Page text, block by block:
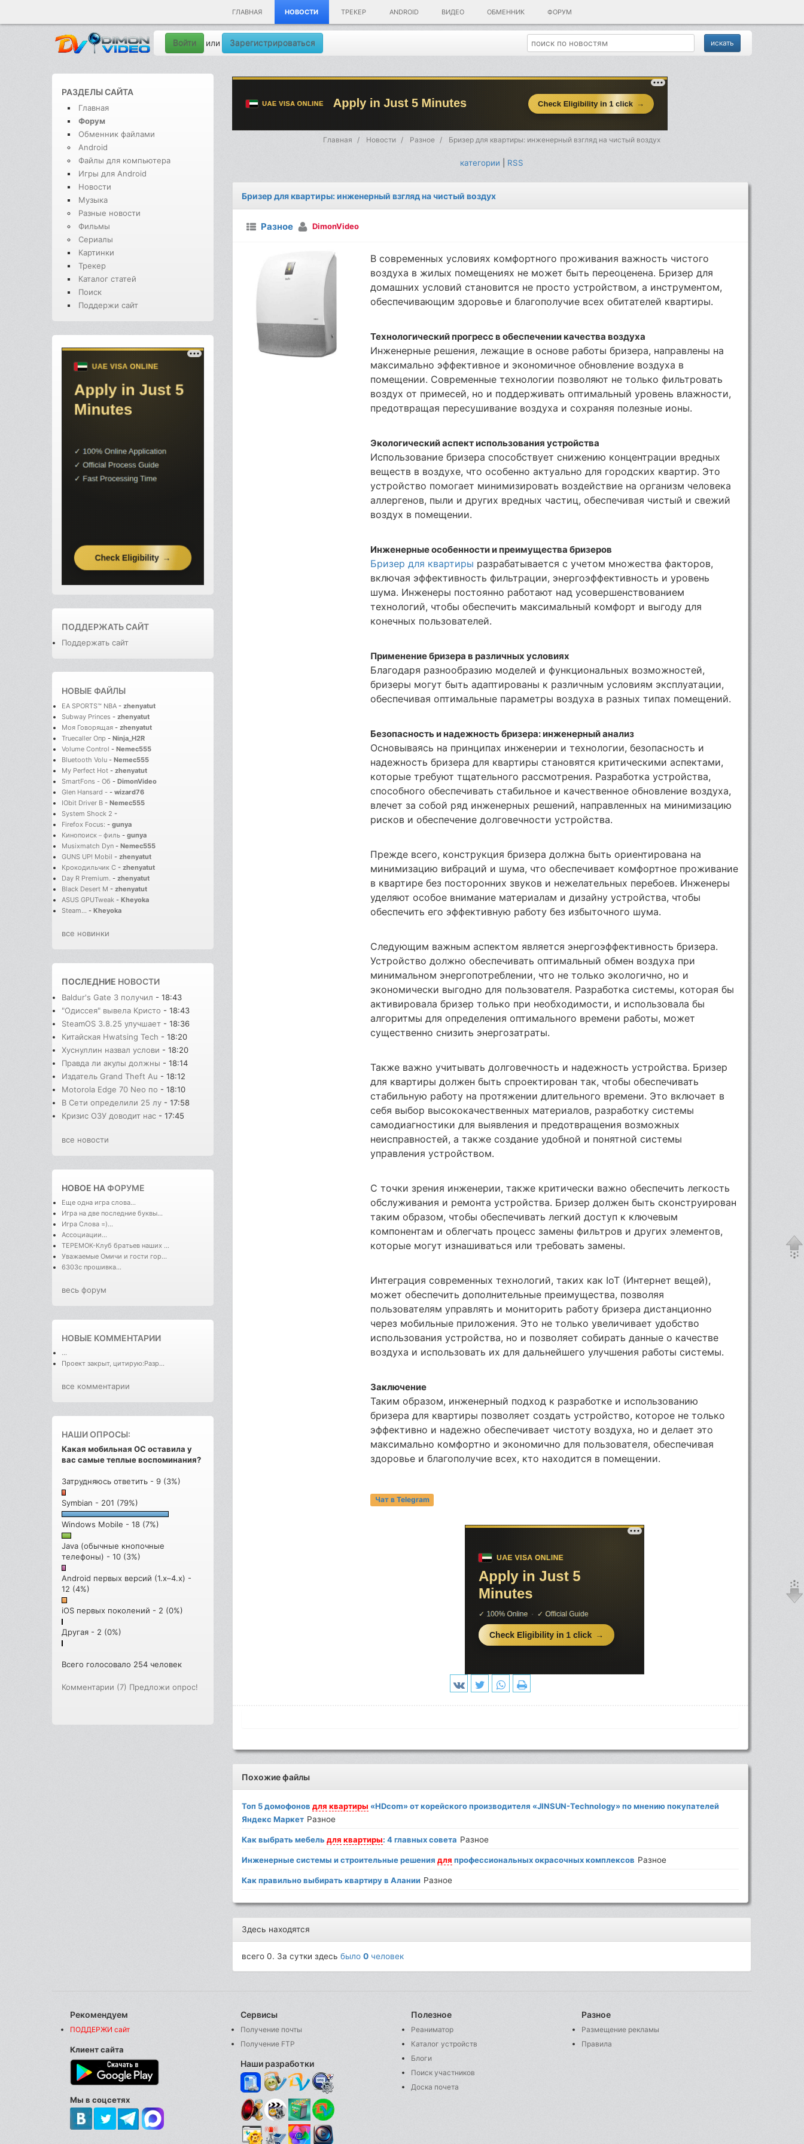
ГЛАВНАЯ НОВОСТИ ТРЕКЕР ANDROID ВИДЕО ОБМЕННИК ФОРУМ
Войти или Зарегистрироваться
РАЗДЕЛЫ САЙТА
Главная
Форум
Обменник файлами
Android
Файлы для компьютера
Игры для Android
Новости
Музыка
Разные новости
Фильмы
Сериалы
Картинки
Трекер
Каталог статей
Поиск
Поддержи сайт
ПОДДЕРЖАТЬ САЙТ
Поддержать сайт
НОВЫЕ ФАЙЛЫ
EA SPORTS™ NBA - zhenyatut
Subway Princes - zhenyatut
Моя Говорящая - zhenyatut
Truecaller Опр - Ninja_H2R
Volume Control - Nemec555
Bluetooth Volu - Nemec555
My Perfect Hot - zhenyatut
SmartFons - Об - DimonVideo
Glen Hansard - - wizard76
IObit Driver B - Nemec555
System Shock 2 -
Firefox Focus: - gunya
Кинопоиск－филь - gunya
Musixmatch Dyn - Nemec555
GUNS UP! Mobil - zhenyatut
Крокодильчик С - zhenyatut
Day R Premium. - zhenyatut
Black Desert M - zhenyatut
ASUS GPUTweak - Kheyoka
Steam... - Kheyoka
все новинки
ПОСЛЕДНИЕ НОВОСТИ
Baldur's Gate 3 получил - 18:43
"Одиссея" вывела Кристо - 18:43
SteamOS 3.8.25 улучшает - 18:36
Китайская Hwatsing Tech - 18:20
Хуснуллин назвал услови - 18:20
Правда ли акулы должны - 18:14
Издатель Grand Theft Au - 18:12
Motorola Edge 70 Neo по - 18:10
В Сети определили 25 лу - 17:58
Кризис ОЗУ доводит нас - 17:45
все новости
НОВОЕ НАФОРУМЕ
Еще одна игра слова...
Игра на две последние буквы...
Игра Слова =)...
Ассоциации...
ТЕРЕМОК-Клуб братьев наших ...
Уважаемые Омичи и гости гор...
6303с прошивка...
весь форум
НОВЫЕ КОММЕНТАРИИ
...
Проект закрыт, цитирую:Разр...
все комментарии
НАШИ ОПРОСЫ:
Какая мобильная ОС оставила у
вас самые теплые воспоминания?
Затрудняюсь ответить - 9 (3%)
Symbian - 201 (79%)
Windows Mobile - 18 (7%)
Java (обычные кнопочные
телефоны) - 10 (3%)
Android первых версий (1.x–4.x) -
12 (4%)
iOS первых поколений - 2 (0%)
Другая - 2 (0%)
Всего голосовало 254 человек
Комментарии (7) Предложи опрос!
Главная Новости Разное Бризер для квартиры: инженерный взгляд на чистый воздух
категории RSS
Бризер для квартиры: инженерный взгляд на чистый воздух
Разное DimonVideo
В современных условиях комфортного проживания важность чистого
воздуха в жилых помещениях не может быть переоценена. Бризер для
домашних условий становится не просто устройством, а инструментом,
обеспечивающим здоровье и благополучие всех обитателей квартиры.
Технологический прогресс в обеспечении качества воздуха
Инженерные решения, лежащие в основе работы бризера, направлены на
максимально эффективное и экономичное обновление воздуха в
помещении. Современные технологии позволяют не только фильтровать
воздух от примесей, но и поддерживать оптимальный уровень влажности,
предотвращая пересушивание воздуха и сохраняя полезные ионы.
Экологический аспект использования устройства
Использование бризера способствует снижению концентрации вредных
веществ в воздухе, что особенно актуально для городских квартир. Это
устройство помогает минимизировать воздействие на организм человека
аллергенов, пыли и других вредных частиц, обеспечивая чистый и свежий
воздух в помещении.
Инженерные особенности и преимущества бризеров
Бризер для квартиры разрабатывается с учетом множества факторов,
включая эффективность фильтрации, энергоэффективность и уровень
шума. Инженеры постоянно работают над усовершенствованием
технологий, чтобы обеспечить максимальный комфорт и выгоду для
конечных пользователей.
Применение бризера в различных условиях
Благодаря разнообразию моделей и функциональных возможностей,
бризеры могут быть адаптированы к различным условиям эксплуатации,
обеспечивая оптимальные параметры воздуха в разных типах помещений.
Безопасность и надежность бризера: инженерный анализ
Основываясь на принципах инженерии и технологии, безопасность и
надежность бризера для квартиры становятся критическими аспектами,
которые требуют тщательного рассмотрения. Разработка устройства,
способного обеспечивать стабильное и качественное обновление воздуха,
влечет за собой ряд инженерных решений, направленных на минимизацию
рисков и обеспечение долговечности устройства.
Прежде всего, конструкция бризера должна быть ориентирована на
минимизацию вибраций и шума, что обеспечивает комфортное проживание
в квартире без посторонних звуков и нежелательных перебоев. Инженеры
уделяют особое внимание материалам и дизайну устройства, чтобы
обеспечить его эффективную работу без избыточного шума.
Следующим важным аспектом является энергоэффективность бризера.
Устройство должно обеспечивать оптимальный обмен воздуха при
минимальном энергопотреблении, что не только экологично, но и
экономически выгодно для пользователя. Разработка системы, которая бы
активировала бризер только при необходимости, и использовала бы
алгоритмы для определения оптимального времени работы, может
существенно снизить энергозатраты.
Также важно учитывать долговечность и надежность устройства. Бризер
для квартиры должен быть спроектирован так, чтобы обеспечивать
стабильную работу на протяжении длительного времени. Это включает в
себя выбор высококачественных материалов, разработку системы
самодиагностики для выявления и предотвращения возможных
неисправностей, а также создание удобной и понятной системы
управления устройством.
С точки зрения инженерии, также критически важно обеспечить легкость
обслуживания и ремонта устройства. Бризер должен быть сконструирован
таким образом, чтобы обеспечивать легкий доступ к ключевым
компонентам и облегчать процесс замены фильтров и других элементов,
которые могут изнашиваться или требовать замены.
Интеграция современных технологий, таких как IoT (Интернет вещей),
может обеспечить дополнительные преимущества, позволяя
пользователям управлять и мониторить работу бризера дистанционно
через мобильные приложения. Это не только увеличивает удобство
использования устройства, но и позволяет собирать данные о качестве
воздуха и использовать их для дальнейшего улучшения работы системы.
Заключение
Таким образом, инженерный подход к разработке и использованию
бризера для квартиры позволяет создать устройство, которое не только
эффективно и надежно обеспечивает чистоту воздуха, но и делает это
максимально комфортно и экономично для пользователя, обеспечивая
здоровье и благополучие всех, кто находится в помещении.
Чат в Telegram
Похожие файлы
Топ 5 домофоновдля квартиры «HDcom» от корейского производителя «JINSUN-Technology» по мнению покупателей
Яндекс Маркет Разное
Как выбрать мебельдля квартиры: 4 главных совета Разное
Инженерные системы и строительные решениядля профессиональных окрасочных комплексов Разное
Как правильно выбирать квартиру в Алании Разное
Здесь находятся
всего 0. За сутки здесьбыло0 человек
Рекомендуем
ПОДДЕРЖИ сайт
Клиент сайта
Мы в соцсетях
Сервисы
Получение почты
Получение FTP
Наши разработки
Полезное
Реаниматор
Каталог устройств
Блоги
Поиск участников
Доска почета
Разное
Размещение рекламы
Правила